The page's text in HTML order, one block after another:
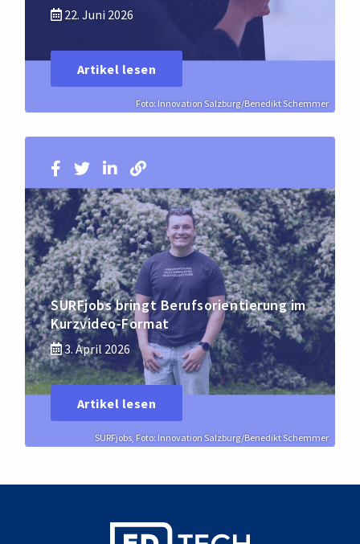
Foto: Innovation Salzburg/Benedikt Schemmer
22. Juni 2026
Artikel lesen
SURFjobs, Foto: Innovation Salzburg/Benedikt Schemmer
SURFjobs bringt Berufsorientierung im
Kurzvideo-Format
3. April 2026
Artikel lesen